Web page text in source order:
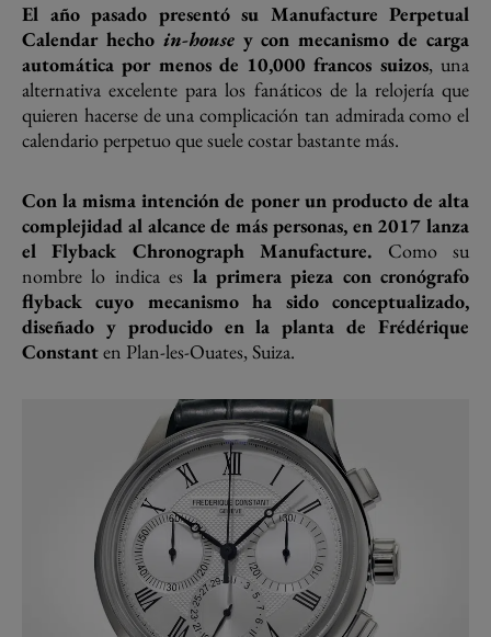
El año pasado presentó su Manufacture Perpetual
Calendar hecho in-housey con mecanismo de carga
automática por menos de 10,000 francos suizos, una
alternativa excelente para los fanáticos de la relojería que
quieren hacerse de una complicación tan admirada como el
calendario perpetuo que suele costar bastante más.
Con la misma intención de poner un producto de alta
complejidad al alcance de más personas, en 2017 lanza
el Flyback Chronograph Manufacture. Como su
nombre lo indica es la primera pieza con cronógrafo
flyback cuyo mecanismo ha sido conceptualizado,
diseñado y producido en la planta de Frédérique
Constanten Plan-les-Ouates, Suiza.